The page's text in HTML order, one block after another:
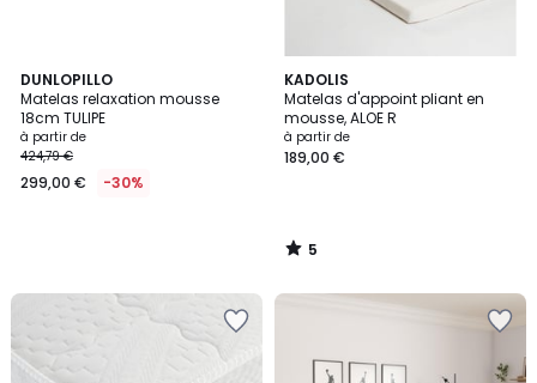
DUNLOPILLO
Matelas relaxation mousse
18cm TULIPE
à partir de
424,79 €
299,00 € -30%
KADOLIS
Matelas d'appoint pliant en
mousse, ALOE R
à partir de
189,00 €
5
/
5
5
/